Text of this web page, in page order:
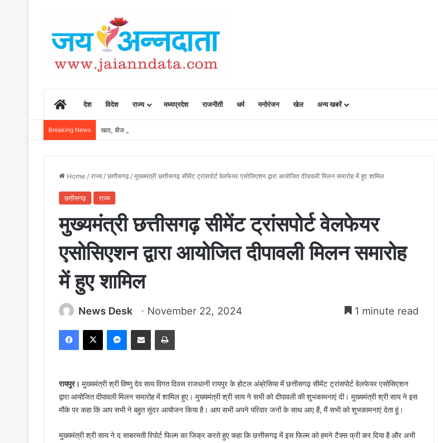
Homeदेश विदेश राज्य मध्यप्रदेश राजनीती धर्म मनोरंजन खेल अन्य खबरें
Breaking News खाद, बीज और उर्वरकों की समय पर उपलब्धता से किसानों में उत्साह, नैनो डीएपी और नैनो यूरिया बने किसानों के भरोसेमंद कृषि साथी…..
Home /राज्य/छत्तीसगढ़/मुख्यमंत्री छत्तीसगढ़ सीमेंट ट्रांसपोर्ट वेलफेयर एसोसिएशन द्वारा आयोजित दीपावली मिलन समारोह में हुए शामिल
छत्तीसगढ़ राज्य
मुख्यमंत्री छत्तीसगढ़ सीमेंट ट्रांसपोर्ट वेलफेयर
एसोसिएशन द्वारा आयोजित दीपावली मिलन समारोह
में हुए शामिल
News Desk November 22, 2024 1 minute read
Facebook
X Messenger
Share via Email Print
रायपुर। मुख्यमंत्री श्री विष्णु देव साय विगत दिवस राजधानी रायपुर के होटल अंब्रेसिया में छत्तीसगढ़ सीमेंट ट्रांसपोर्ट वेलफेयर एसोसिएशन
द्वारा आयोजित दीपावली मिलन समारोह में शामिल हुए। मुख्यमंत्री श्री साय ने सभी को दीपावली की शुभकामनाएं दी। मुख्यमंत्री श्री साय ने इस
मौके पर कहा कि आप सभी ने बहुत सुंदर आयोजन किया है। आप सभी अपने परिवार जनों के साथ आए हैं, मैं सभी को शुभकामनाएं देता हूं।
मुख्यमंत्री श्री साय ने द साबरमती रिपोर्ट फिल्म का जिक्र करते हुए कहा कि छत्तीसगढ़ में इस फिल्म को हमने टैक्स फ्री कर दिया है और अभी